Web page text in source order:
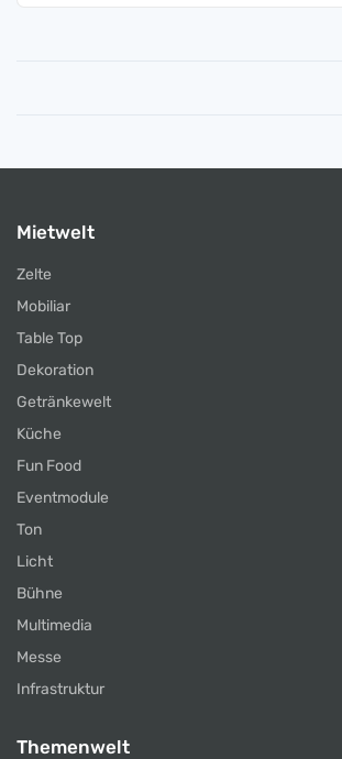
Mietwelt
Zelte
Mobiliar
Table Top
Dekoration
Getränkewelt
Küche
Fun Food
Eventmodule
Ton
Licht
Bühne
Multimedia
Messe
Infrastruktur
Themenwelt